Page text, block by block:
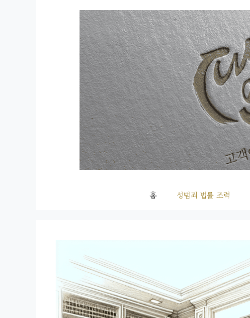
홈 성범죄 법률 조력